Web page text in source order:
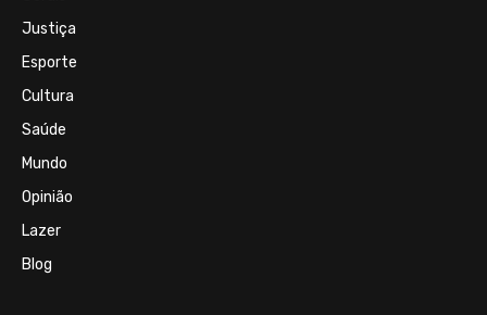
Justiça
Esporte
Cultura
Saúde
Mundo
Opinião
Lazer
Blog